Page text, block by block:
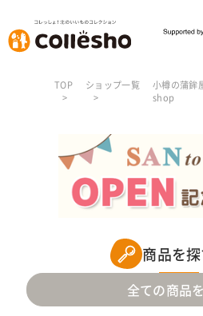
TOP ショップ一覧
小樽の蒲
shop
商品を
全ての商品